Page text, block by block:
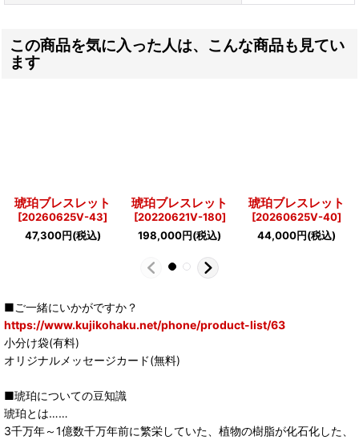
この商品を気に入った人は、こんな商品も見てい
ます
琥珀ブレスレット
[20260625V-43]
47,300円(税込)
琥珀ブレスレット
[20220621V-180]
198,000円(税込)
琥珀ブレスレット
[20260625V-40]
44,000円(税込)
■ご一緒にいかがですか？
https://www.kujikohaku.net/phone/product-list/63
小分け袋(有料)
オリジナルメッセージカード(無料)
■琥珀についての豆知識
琥珀とは……
3千万年～1億数千万年前に繁栄していた、植物の樹脂が化石化した、